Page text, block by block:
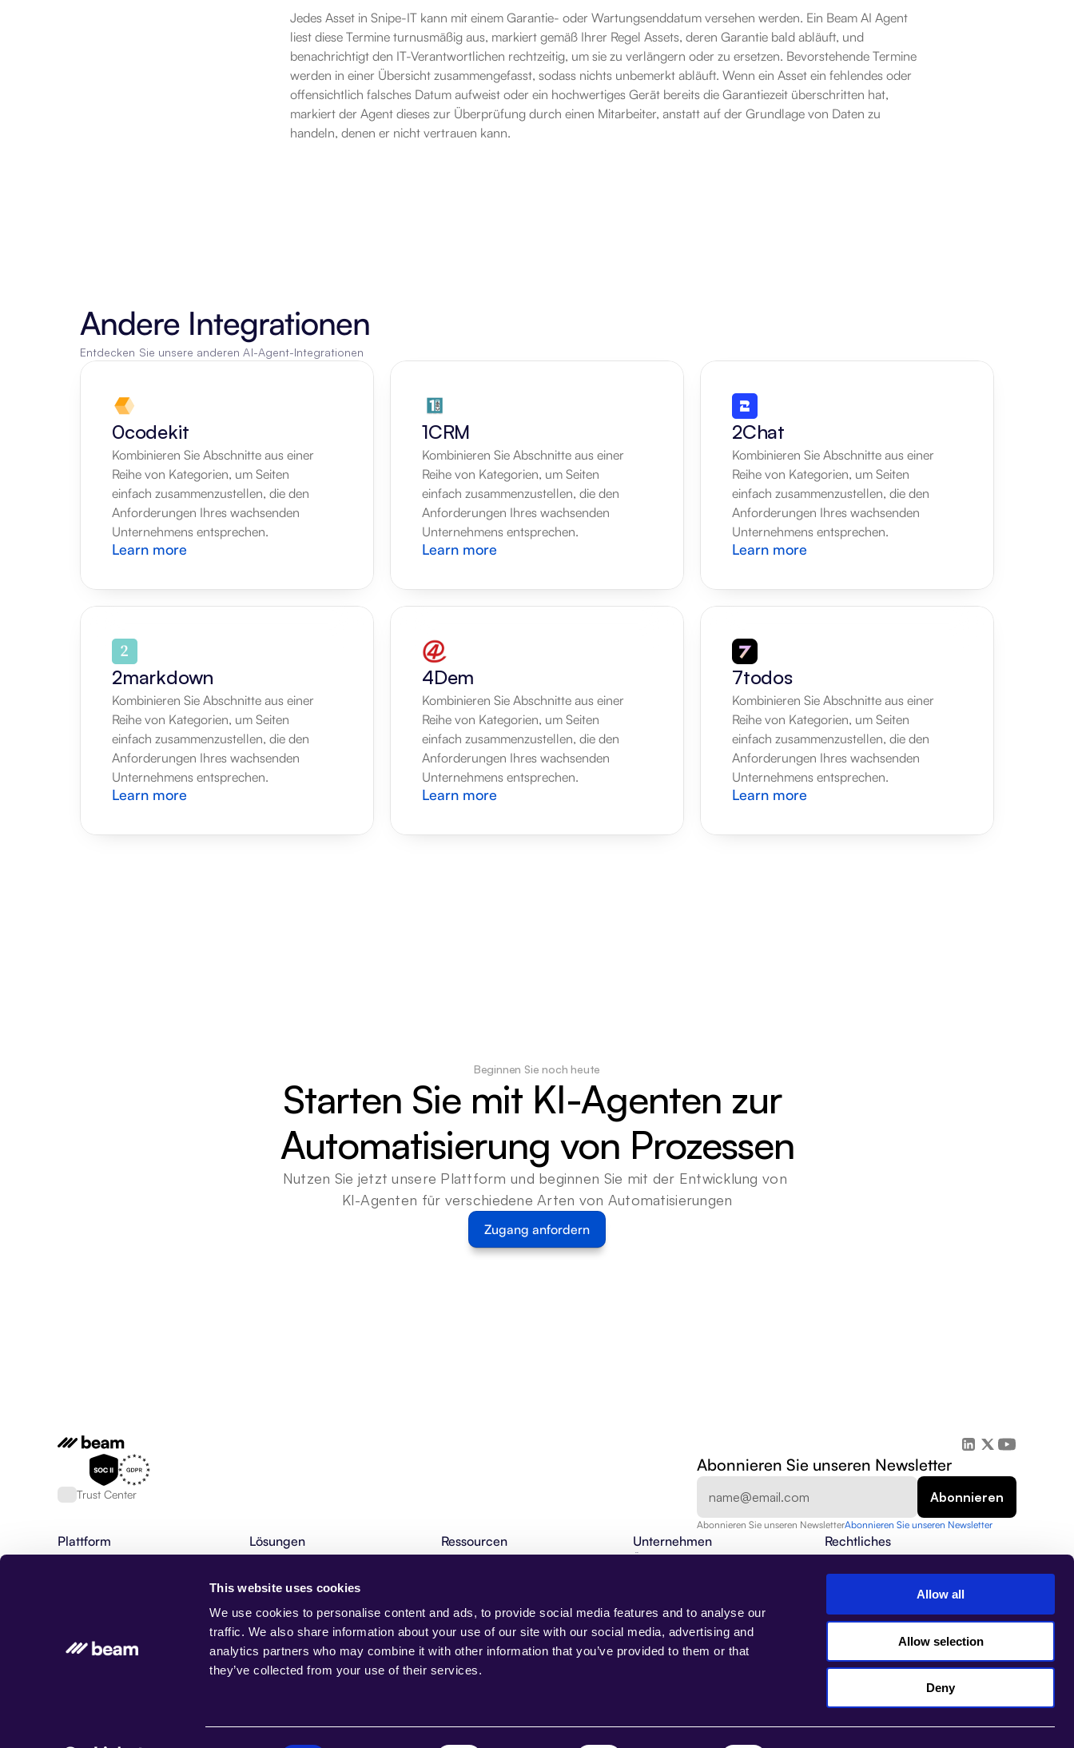
This website uses cookies
We use cookies to personalise content and ads, to provide social media features and to analyse our
traffic. We also share information about your use of our site with our social media, advertising and
analytics partners who may combine it with other information that you’ve provided to them or that
they’ve collected from your use of their services.
Allow all
Allow selection
Deny
Jedes Asset in Snipe-IT kann mit einem Garantie- oder Wartungsenddatum versehen werden. Ein Beam AI Agent
liest diese Termine turnusmäßig aus, markiert gemäß Ihrer Regel Assets, deren Garantie bald abläuft, und
benachrichtigt den IT-Verantwortlichen rechtzeitig, um sie zu verlängern oder zu ersetzen. Bevorstehende Termine
werden in einer Übersicht zusammengefasst, sodass nichts unbemerkt abläuft. Wenn ein Asset ein fehlendes oder
offensichtlich falsches Datum aufweist oder ein hochwertiges Gerät bereits die Garantiezeit überschritten hat,
markiert der Agent dieses zur Überprüfung durch einen Mitarbeiter, anstatt auf der Grundlage von Daten zu
handeln, denen er nicht vertrauen kann.
Andere Integrationen
Entdecken Sie unsere anderen AI-Agent-Integrationen
0codekit
Kombinieren Sie Abschnitte aus einer
Reihe von Kategorien, um Seiten
einfach zusammenzustellen, die den
Anforderungen Ihres wachsenden
Unternehmens entsprechen.
Learn more
1CRM
Kombinieren Sie Abschnitte aus einer
Reihe von Kategorien, um Seiten
einfach zusammenzustellen, die den
Anforderungen Ihres wachsenden
Unternehmens entsprechen.
Learn more
2Chat
Kombinieren Sie Abschnitte aus einer
Reihe von Kategorien, um Seiten
einfach zusammenzustellen, die den
Anforderungen Ihres wachsenden
Unternehmens entsprechen.
Learn more
2markdown
Kombinieren Sie Abschnitte aus einer
Reihe von Kategorien, um Seiten
einfach zusammenzustellen, die den
Anforderungen Ihres wachsenden
Unternehmens entsprechen.
Learn more
4Dem
Kombinieren Sie Abschnitte aus einer
Reihe von Kategorien, um Seiten
einfach zusammenzustellen, die den
Anforderungen Ihres wachsenden
Unternehmens entsprechen.
Learn more
7todos
Kombinieren Sie Abschnitte aus einer
Reihe von Kategorien, um Seiten
einfach zusammenzustellen, die den
Anforderungen Ihres wachsenden
Unternehmens entsprechen.
Learn more
Beginnen Sie noch heute
Starten Sie mit KI-Agenten zur
Automatisierung von Prozessen
Nutzen Sie jetzt unsere Plattform und beginnen Sie mit der Entwicklung von
KI-Agenten für verschiedene Arten von Automatisierungen
Zugang anfordern
Trust Center
Abonnieren Sie unseren Newsletter
Abonnieren Sie unseren NewsletterAbonnieren Sie unseren Newsletter
Plattform
Plattform für KI Agenten
Datenbank, Speicher & Rag
Integrationen
Lösungen
Finanzdienstleistungen
Bankwesen
BPO
Maßgeschneiderte KI-Lösungen
Forderungseinzug
Gesundheitswesen
Ressourcen
Agentic Insights
Changelog
Partnerprogramm
Anwendungsfälle
Case Studies
Unternehmen
Über uns
Demo anfragen
Presse
Trust Center
Rechtliches
Datenschutzrichtlinie
Sicherheit
Impressum